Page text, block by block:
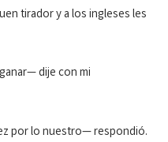
tirador y a los ingleses les
dije con mi
por lo nuestro— res­pondió.